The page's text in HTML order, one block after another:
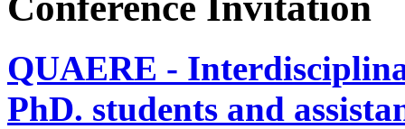
QUAERE -
PhD. students and